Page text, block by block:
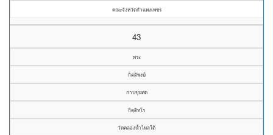
คณะจังหวัดกำแพงเพชร
43
พระ
กิตติพงษ์
กาบขุนทด
กิตฺติทโร
วัดคลองน้ำไหลใต้